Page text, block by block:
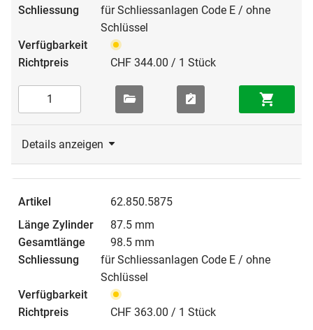
für Schliessanlagen Code E / ohne
Schlüssel
CHF 344.00 / 1 Stück
Details anzeigen
62.850.5875
87.5 mm
98.5 mm
für Schliessanlagen Code E / ohne
Schlüssel
CHF 363.00 / 1 Stück